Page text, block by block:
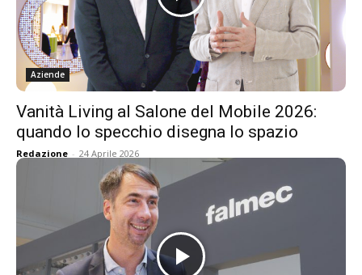
Aziende
Vanità Living al Salone del Mobile 2026:
quando lo specchio disegna lo spazio
Redazione - 24 Aprile 2026